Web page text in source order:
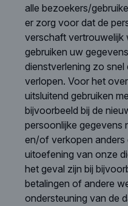
alle bezoekers/
er zorg voor dat de
verschaft vertrouwelijk
gebruiken uw
dienstverlening zo snel
verlopen. Voor het
uitsluitend gebruiken
bijvoorbeeld bij de
persoonlijke gegevens
en/of verkopen anders
uitoefening van onze
het geval zijn bij
betalingen of andere
ondersteuning van de